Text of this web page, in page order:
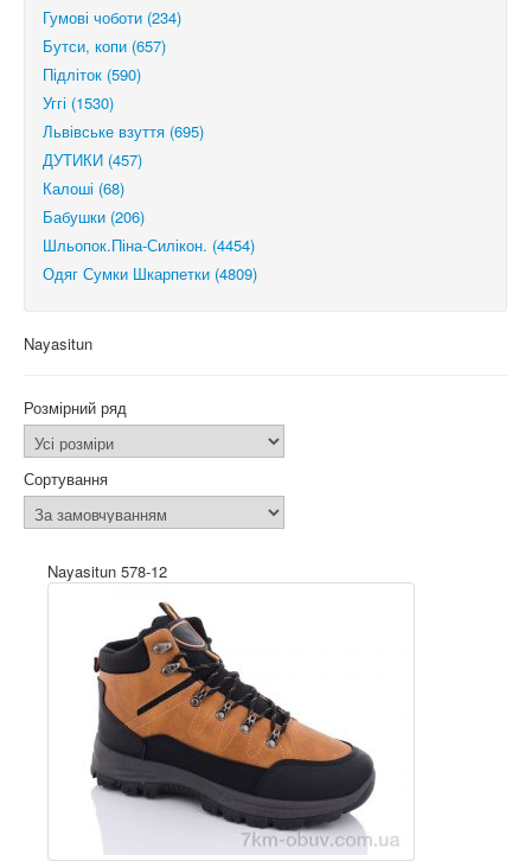
Гумові чоботи (234)
Бутси, копи (657)
Підліток (590)
Уггі (1530)
Львівське взуття (695)
ДУТИКИ (457)
Калоші (68)
Бабушки (206)
Шльопок.Піна-Силікон. (4454)
Одяг Сумки Шкарпетки (4809)
Nayasitun
Розмірний ряд
Сортування
Nayasitun 578-12